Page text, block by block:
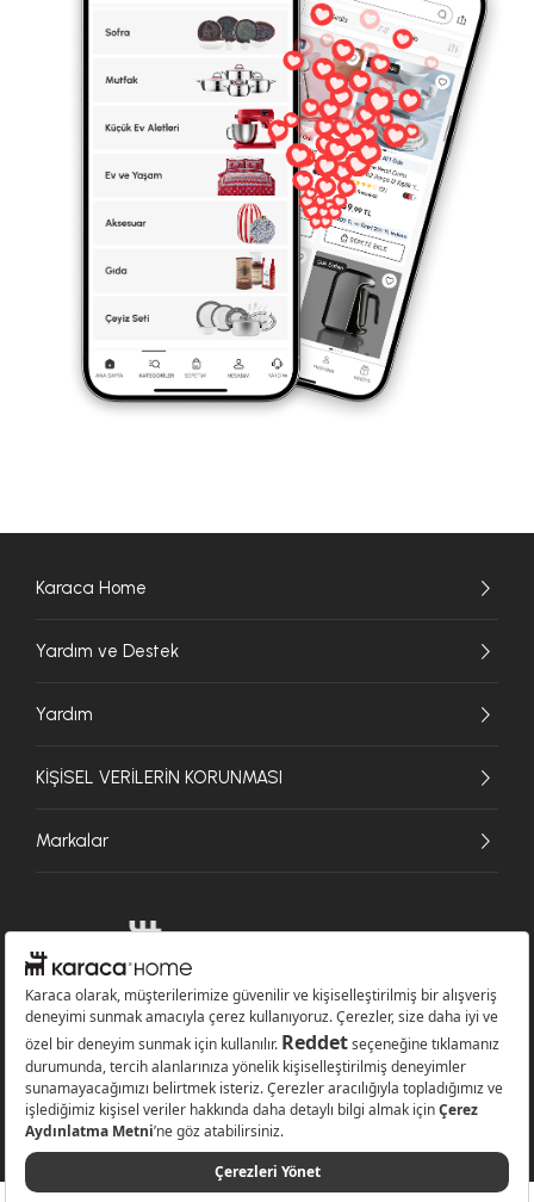
Karaca Home
Yardım ve Destek
Yardım
KİŞİSEL VERİLERİN KORUNMASI
Markalar
© 2026 Karaca Home Collection Tekstil Sanayi ve Ticaret A.Ş. - Tüm hakları
saklıdır.